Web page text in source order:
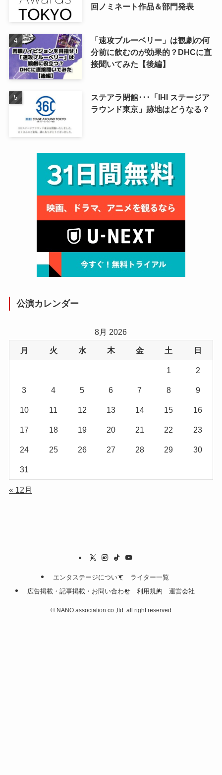
回ノミネート作品＆部門発表
「速攻ブルーベリー」は観劇の何
分前に飲むのが効果的？DHCに直
接聞いてみた【後編】
ステアラ閉館･･･「IHI ステージア
ラウンド東京」跡地はどうなる？
公演カレンダー
8月 2026
月 火 水 木 金 土 日
1 2
3 4 5 6 7 8 9
10 11 12 13 14 15 16
17 18 19 20 21 22 23
24 25 26 27 28 29 30
31
« 12月
エンタステージについて
ライター一覧
広告掲載・記事掲載・お問い合わせ
利用規約 運営会社
© NANO association co.,ltd. all right reserved